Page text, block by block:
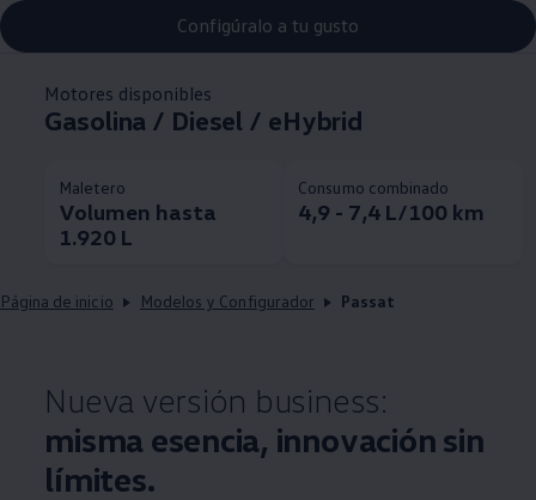
Configúralo a tu gusto
Motores disponibles
Gasolina / Diesel / eHybrid
Maletero
Volumen hasta
1.920 L
Consumo combinado
4,9 - 7,4 L/100 km
Página de inicio Modelos y Configurador Passat
Nueva versión business:
misma esencia, innovación sin
límites.